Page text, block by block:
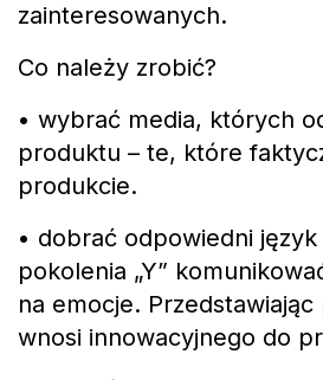
zainteresowanych.
Co należy zrobić?
• wybrać media, których
produktu – te, które
produkcie.
• dobrać odpowiedni
pokolenia „Y”
na emocje.
wnosi innowacyjnego do